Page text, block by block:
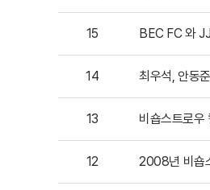
15 BEC FC 와
14 최우석, 안동
13 비숍스트로우
12 2008년 비숍